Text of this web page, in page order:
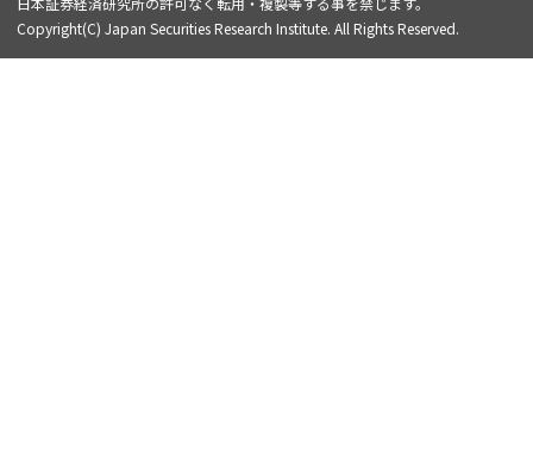
Copyright(C) Japan Securities Research Institute. All Rights Reserved.